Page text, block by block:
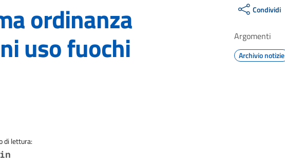
ordinanza
uso fuochi
di lettura:
Condividi
Argomenti
Archivio notizie